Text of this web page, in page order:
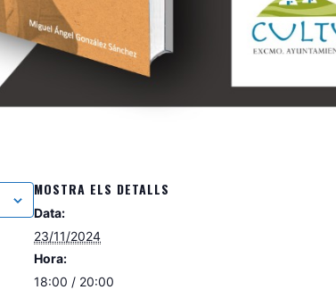
MOSTRA ELS DETALLS
Data:
23/11/2024
Hora:
18:00 / 20:00